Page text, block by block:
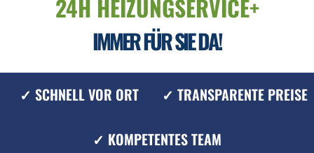
24H HEIZUNGSERVICE+
IMMER FÜR SIE DA!
✓ SCHNELL VOR ORT ✓ TRANSPARENTE PREISE
✓ KOMPETENTES TEAM